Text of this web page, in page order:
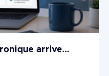
arrive...